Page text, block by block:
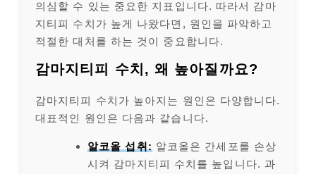
의심할 수 있는 중요한 지표입니다. 따라서 감마
지티피 수치가 높게 나왔다면, 원인을 파악하고
적절한 대처를 하는 것이 중요합니다.
감마지티피 수치, 왜 높아질까요?
감마지티피 수치가 높아지는 원인은 다양합니다.
대표적인 원인은 다음과 같습니다.
알코올 섭취:알코올은 간세포를 손상
시켜 감마지티피 수치를 높입니다. 과